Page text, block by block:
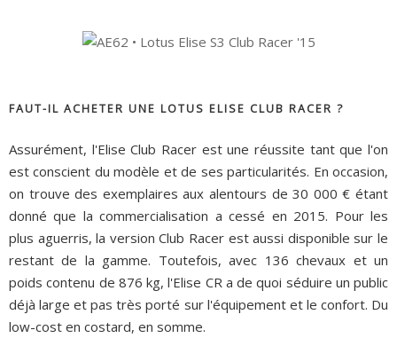
FAUT-IL ACHETER UNE LOTUS ELISE CLUB RACER ?
Assurément, l'Elise Club Racer est une réussite tant que l'on
est conscient du modèle et de ses particularités. En occasion,
on trouve des exemplaires aux alentours de 30 000 € étant
donné que la commercialisation a cessé en 2015. Pour les
plus aguerris, la version Club Racer est aussi disponible sur le
restant de la gamme. Toutefois, avec 136 chevaux et un
poids contenu de 876 kg, l'Elise CR a de quoi séduire un public
déjà large et pas très porté sur l'équipement et le confort. Du
low-cost en costard, en somme.